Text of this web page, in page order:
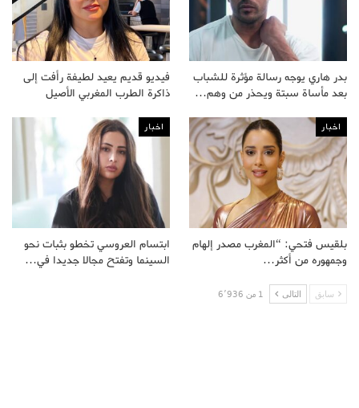
بدر هاري يوجه رسالة مؤثرة للشباب
بعد مأساة سبتة ويحذر من وهم…
فيديو قديم يعيد لطيفة رأفت إلى
ذاكرة الطرب المغربي الأصيل
اخبار
بلقيس فتحي: “المغرب مصدر إلهام
وجمهوره من أكثر…
اخبار
ابتسام العروسي تخطو بثبات نحو
السينما وتفتح مجالا جديدا في…
سابق التالى 1 من 6٬936